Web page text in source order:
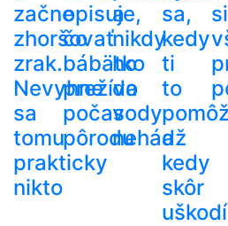
začne
zhoršovať
zrak.
Nevyhne
sa
tomu
prakticky
nikto
opisuje,
čo
bábätko
prežíva
počas
pôrodu
a
nikdy
ho
do
vody
nehádž
sa,
kedy
ti
to
a
kedy
skôr
uškodí
si